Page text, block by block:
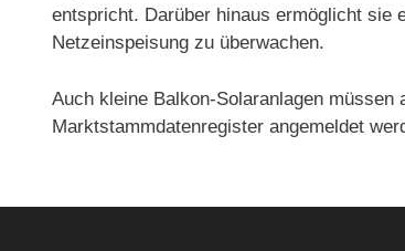
entspricht. Darüber hinaus ermöglicht sie
Netzeinspeisung zu überwachen.
Auch kleine Balkon-Solaranlagen müssen
Marktstammdatenregister angemeldet